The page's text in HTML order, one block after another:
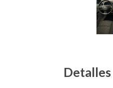
Detalles